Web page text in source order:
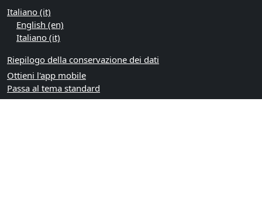
Italiano ‎(it)‎
English ‎(en)‎
Italiano ‎(it)‎
Riepilogo della conservazione dei dati
Ottieni l'app mobile
Passa al tema standard